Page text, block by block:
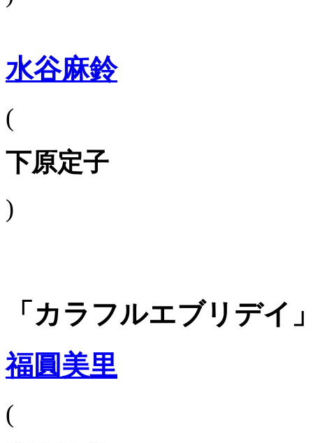
水谷麻鈴
(
下原定子
)
「カラフルエブリデイ
福圓美里
(